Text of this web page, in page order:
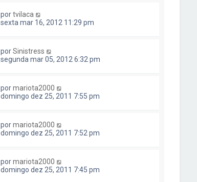
portvilaca
sexta mar 16, 2012 11:29 pm
porSinistress
segunda mar 05, 2012 6:32 pm
pormariota2000
domingo dez 25, 2011 7:55 pm
pormariota2000
domingo dez 25, 2011 7:52 pm
pormariota2000
domingo dez 25, 2011 7:45 pm